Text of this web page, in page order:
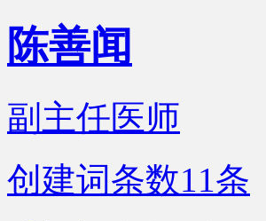
陈善闻
副主任医师
创建词条数11条